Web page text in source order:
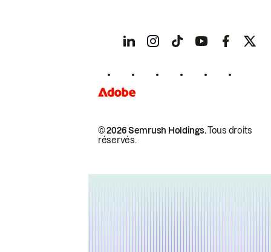
© 2026 Semrush Holdings.Tous droits
réservés.